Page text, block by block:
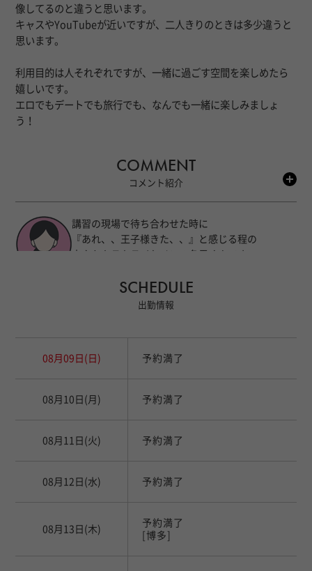
像してるのと違うと思います。
キャスやYouTubeが近いですが、二人きりのときは多少違うと
思います。
利用目的は人それぞれですが、一緒に過ごす空間を楽しめたら
嬉しいです。
エロでもデートでも旅行でも、なんでも一緒に楽しみましょ
う！
COMMENT
コメント紹介
講習の現場で待ち合わせた時に
『あれ、、王子様きた、、』と感じる程の
とっても気さくで話しやすい
エロ大好き！が伝わるセラピストさんです
技術講習モデル2
キラキラオーラが凄いのに、人懐っこい笑顔にどこ
お話中の優しい表情と施術中のどエロい表情の
SCHEDULE
出勤情報
08月09日 (日) 予約満了
08月10日 (月) 予約満了
08月11日 (火) 予約満了
08月12日 (水) 予約満了
08月13日 (木)
予約満了
[博多]